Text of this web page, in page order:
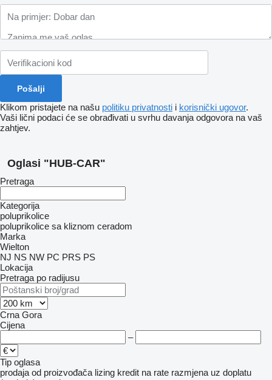
Klikom pristajete na našu politiku privatnosti i korisnički ugovor.
Vaši lični podaci će se obrađivati ​​u svrhu davanja odgovora na vaš
zahtjev.
Oglasi "HUB-CAR"
Pretraga
Kategorija
poluprikolice
poluprikolice sa kliznom ceradom
Marka
Wielton
NJ NS NW PC PRS PS
Lokacija
Pretraga po radijusu
Crna Gora
Cijena
–
Tip oglasa
prodaja od proizvođača lizing kredit na rate razmjena uz doplatu